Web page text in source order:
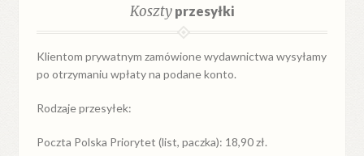
Kosztyprzesyłki
Klientom prywatnym zamówione wydawnictwa wysyłamy
po otrzymaniu wpłaty na podane konto.
Rodzaje przesyłek:
Poczta Polska Priorytet (list, paczka): 18,90 zł.